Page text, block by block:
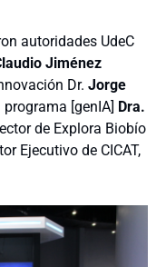
autoridades UdeC
Jiménez
Dr. Jorge
[genIA] Dra.
de Explora Biobío
Ejecutivo de CICAT,